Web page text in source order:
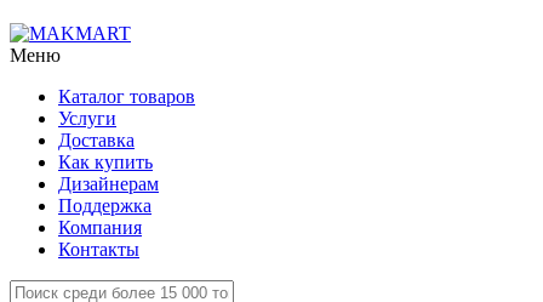
Меню
Каталог товаров
Услуги
Доставка
Как купить
Дизайнерам
Поддержка
Компания
Контакты